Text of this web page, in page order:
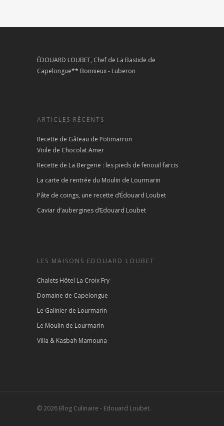
ÉDOUARD LOUBET, Chef de La Bastide de
Capelongue** Bonnieux - Luberon
ARTICLES RÉCENTS
Recette de Gâteau de Potimarron
Voile de Chocolat Amer
Recette de La Bergerie : les pieds de fenouil farcis
La carte de rentrée du Moulin de Lourmarin
Pâte de coings, une recette d’Édouard Loubet
Caviar d’aubergines d’Edouard Loubet
LES MAISONS EDOUARD LOUBET
Chalets Hôtel La Croix Fry
Domaine de Capelongue
Le Galinier de Lourmarin
Le Moulin de Lourmarin
Villa & Kasbah Mamouna
© 2026 Blog Culinaire - Edouard Loubet.